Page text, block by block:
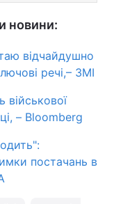
новини:
відчайдушно
речі,– ЗМІ
– Bloomberg
постачань в